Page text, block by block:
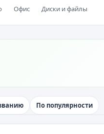
Офис Диски и файлы
По популярности